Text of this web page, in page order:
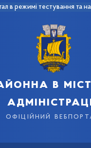
в режимі тестування та
в
офіційний